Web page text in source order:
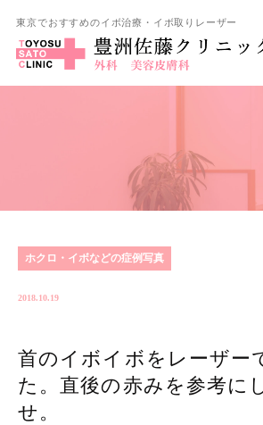
東京でおすすめのイボ治療・イボ取りレーザー
ホクロ・イボなどの症例写真
2018.10.19
首のイボイボをレーザー
た。直後の赤みを参考に
せ。